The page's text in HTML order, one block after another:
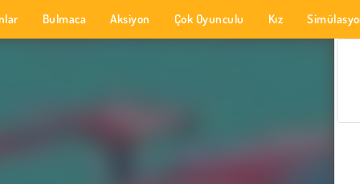
Bulmaca Aksiyon Çok Oyunculu Kız